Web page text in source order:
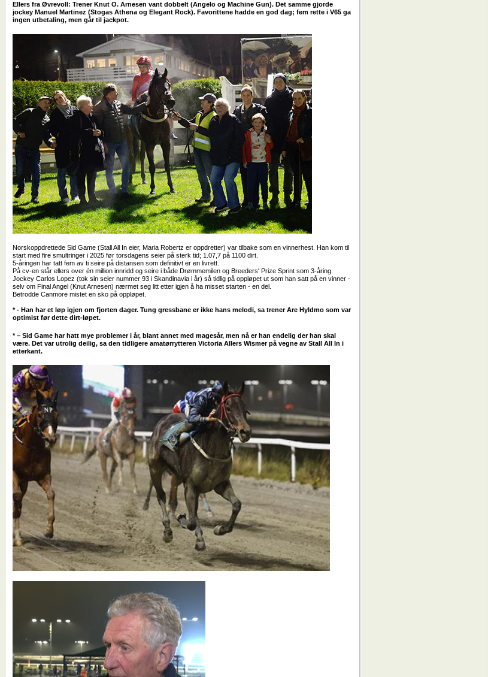
Ellers fra Øvrevoll: Trener Knut O. Arnesen vant dobbelt (Angelo og Machine Gun). Det samme gjorde
jockey Manuel Martinez (Stogas Athena og Elegant Rock). Favorittene hadde en god dag; fem rette i V65 ga
ingen utbetaling, men går til jackpot.
Norskoppdrettede Sid Game (Stall All In eier, Maria Robertz er oppdretter) var tilbake som en vinnerhest. Han kom til
start med fire smultringer i 2025 før torsdagens seier på sterk tid; 1.07,7 på 1100 dirt.
5-åringen har tatt fem av ti seire på distansen som definitivt er en livrett.
På cv-en står ellers over én million innridd og seire i både Drømmemilen og Breeders' Prize Sprint som 3-åring.
Jockey Carlos Lopez (tok sin seier nummer 93 i Skandinavia i år) så tidlig på oppløpet ut som han satt på en vinner -
selv om Final Angel (Knut Arnesen) nærmet seg litt etter igjen å ha misset starten - en del.
Betrodde Canmore mistet en sko på oppløpet.
* - Han har et løp igjen om fjorten dager. Tung gressbane er ikke hans melodi, sa trener Are Hyldmo som var
optimist før dette dirt-løpet.
* – Sid Game har hatt mye problemer i år, blant annet med magesår, men nå er han endelig der han skal
være. Det var utrolig deilig, sa den tidligere amatørrytteren Victoria Allers Wismer på vegne av Stall All In i
etterkant.